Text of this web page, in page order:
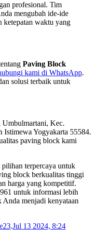
profesional. Tim
mengubah ide-ide
ketepatan waktu yang
Paving Block
kami di WhatsApp.
solusi terbaik untuk
Umbulmartani, Kec.
Istimewa Yogyakarta 55584.
paving block kami
pilihan terpercaya untuk
block berkualitas tinggi
harga yang kompetitif.
untuk informasi lebih
menjadi kenyataan
.Jul 13 2024, 8:24